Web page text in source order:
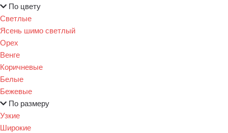
По цвету
Светлые
Ясень шимо светлый
Орех
Венге
Коричневые
Белые
Бежевые
По размеру
Узкие
Широкие